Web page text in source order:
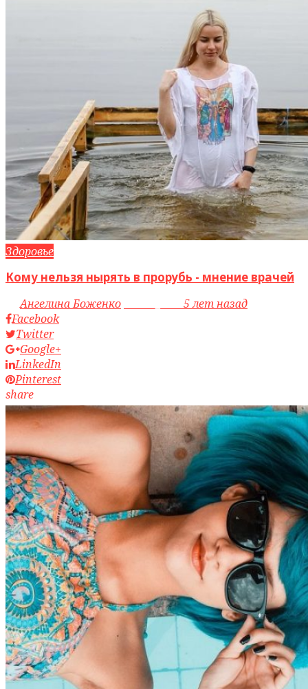
Здоровье
Кому нельзя нырять в прорубь - мнение врачей
byАнгелина Боженко
5 лет назад
Facebook
Twitter
Google+
LinkedIn
Pinterest
share